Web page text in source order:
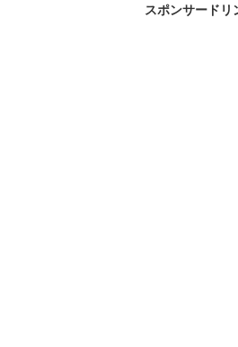
意味について
スポンサードリ